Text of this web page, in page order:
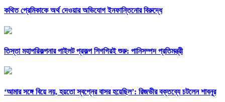
কথিত প্রেমিকাকে অর্থ দেওয়ার অভিযোগ ইনফান্তিনোর বিরুদ্ধে
তিস্তা মহাপরিকল্পনার পাইলট প্রকল্প শিগগিরই শুরু: পানিসম্পদ প্রতিমন্ত্রী
‘আমার সঙ্গে বিয়ে নয়, হয়তো স্বপ্নের বাসর হয়েছিল’: রিজভীর বক্তব্যে চটলেন শাবনূর